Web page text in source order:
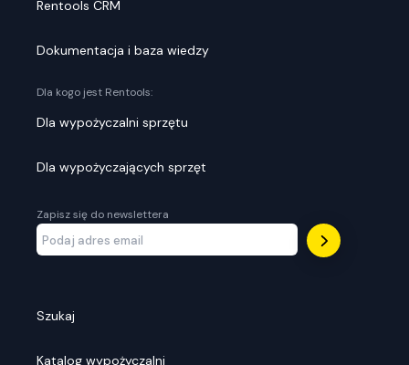
Rentools CRM
Dokumentacja i baza wiedzy
Dla kogo jest Rentools:
Dla wypożyczalni sprzętu
Dla wypożyczających sprzęt
Zapisz się do newslettera
Szukaj
Katalog wypożyczalni